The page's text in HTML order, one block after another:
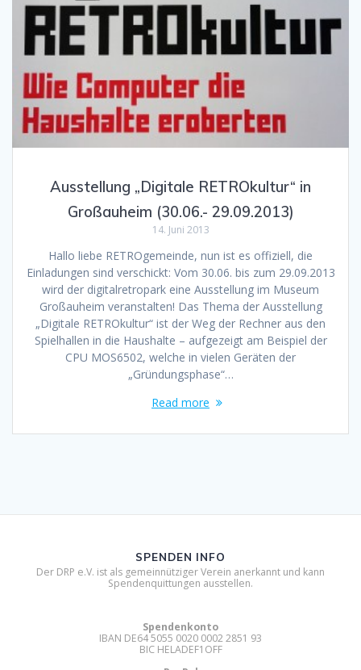
Ausstellung „Digitale RETROkultur“ in
Großauheim (30.06.- 29.09.2013)
14. Juni 2013
Hallo liebe RETROgemeinde, nun ist es offiziell, die
Einladungen sind verschickt: Vom 30.06. bis zum 29.09.2013
wird der digitalretropark eine Ausstellung im Museum
Großauheim veranstalten! Das Thema der Ausstellung
„Digitale RETROkultur“ ist der Weg der Rechner aus den
Spielhallen in die Haushalte – aufgezeigt am Beispiel der
CPU MOS6502, welche in vielen Geräten der
„Gründungsphase“…
Read more
SPENDEN INFO
Der DRP e.V. ist als gemeinnütziger Verein anerkannt und kann
Spendenquittungen ausstellen.
Spendenkonto
IBAN DE64 5055 0020 0002 2851 93
BIC HELADEF1OFF